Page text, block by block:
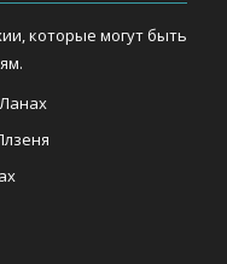
которые могут быть